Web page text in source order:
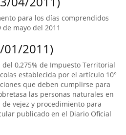
para los días comprendidos
mayo del 2011
01/2011)
0,275% de Impuesto Territorial
establecida por el artículo 10°
que deben cumplirse para
las personas naturales en
vejez y procedimiento para
publicado en el Diario Oficial